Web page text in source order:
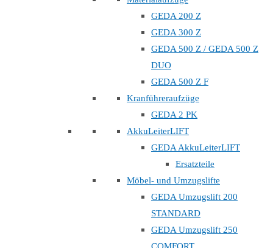
GEDA 200 Z
GEDA 300 Z
GEDA 500 Z / GEDA 500 Z
DUO
GEDA 500 Z F
Kranführeraufzüge
GEDA 2 PK
AkkuLeiterLIFT
GEDA AkkuLeiterLIFT
Ersatzteile
Möbel- und Umzugslifte
GEDA Umzugslift 200
STANDARD
GEDA Umzugslift 250